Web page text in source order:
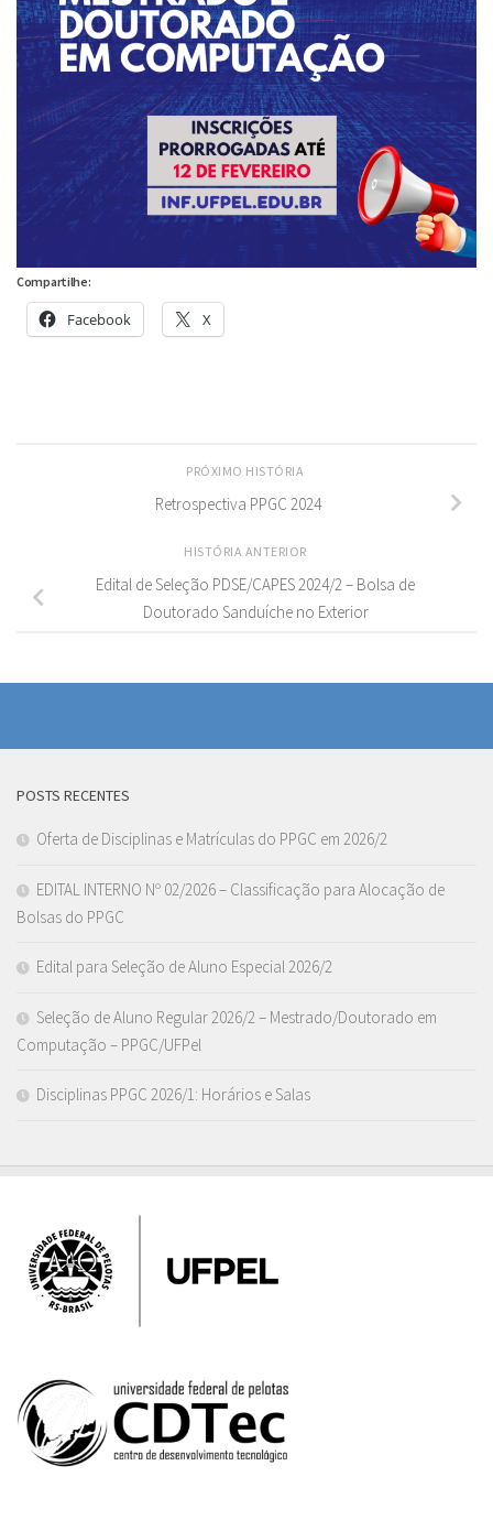
Compartilhe:
Facebook X
PRÓXIMO HISTÓRIA
Retrospectiva PPGC 2024
HISTÓRIA ANTERIOR
Edital de Seleção PDSE/CAPES 2024/2 – Bolsa de
Doutorado Sanduíche no Exterior
POSTS RECENTES
Oferta de Disciplinas e Matrículas do PPGC em 2026/2
EDITAL INTERNO Nº 02/2026 – Classificação para Alocação de
Bolsas do PPGC
Edital para Seleção de Aluno Especial 2026/2
Seleção de Aluno Regular 2026/2 – Mestrado/Doutorado em
Computação – PPGC/UFPel
Disciplinas PPGC 2026/1: Horários e Salas